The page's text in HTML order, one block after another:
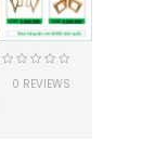
0 REVIEWS